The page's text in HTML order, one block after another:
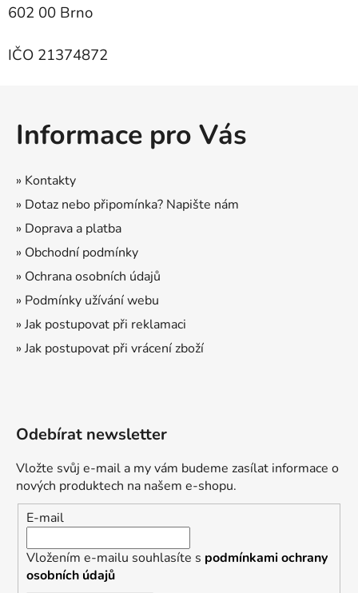
602 00 Brno
IČO 21374872
Informace pro Vás
» Kontakty
» Dotaz nebo připomínka? Napište nám
» Doprava a platba
» Obchodní podmínky
» Ochrana osobních údajů
» Podmínky užívání webu
» Jak postupovat při reklamaci
» Jak postupovat při vrácení zboží
Odebírat newsletter
Vložte svůj e-mail a my vám budeme zasílat informace o
nových produktech na našem e-shopu.
E-mail
Vložením e-mailu souhlasíte s podmínkami ochrany
osobních údajů